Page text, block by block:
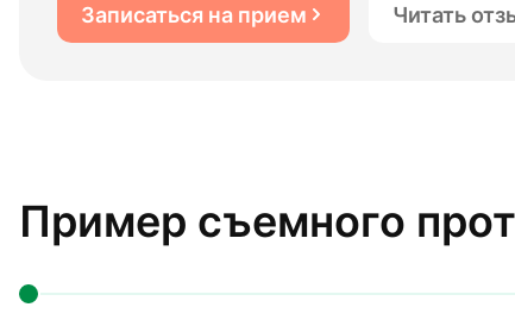
Записаться на прием Читать
Пример съемного